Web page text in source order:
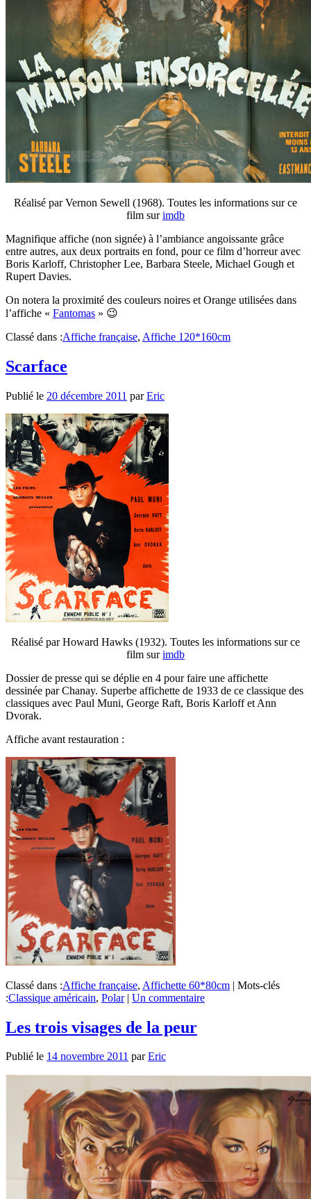
Réalisé par Vernon Sewell (1968). Toutes les informations sur ce
film surimdb
Magnifique affiche (non signée) à l’ambiance angoissante grâce
entre autres, aux deux portraits en fond, pour ce film d’horreur avec
Boris Karloff, Christopher Lee, Barbara Steele, Michael Gough et
Rupert Davies.
On notera la proximité des couleurs noires et Orange utilisées dans
l’affiche « Fantomas » 😉
Classé dans :Affiche française, Affiche 120*160cm
Scarface
Publié le 20 décembre 2011 parEric
Réalisé par Howard Hawks (1932). Toutes les informations sur ce
film surimdb
Dossier de presse qui se déplie en 4 pour faire une affichette
dessinée par Chanay. Superbe affichette de 1933 de ce classique des
classiques avec Paul Muni, George Raft, Boris Karloff et Ann
Dvorak.
Affiche avant restauration :
Classé dans :Affiche française, Affichette 60*80cm | Mots-clés
:Classique américain, Polar | Un commentaire
Les trois visages de la peur
Publié le 14 novembre 2011 parEric